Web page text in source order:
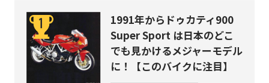
1991年からドゥカティ900
Super Sport は日本のどこ
でも見かけるメジャーモデル
に！【このバイクに注目】